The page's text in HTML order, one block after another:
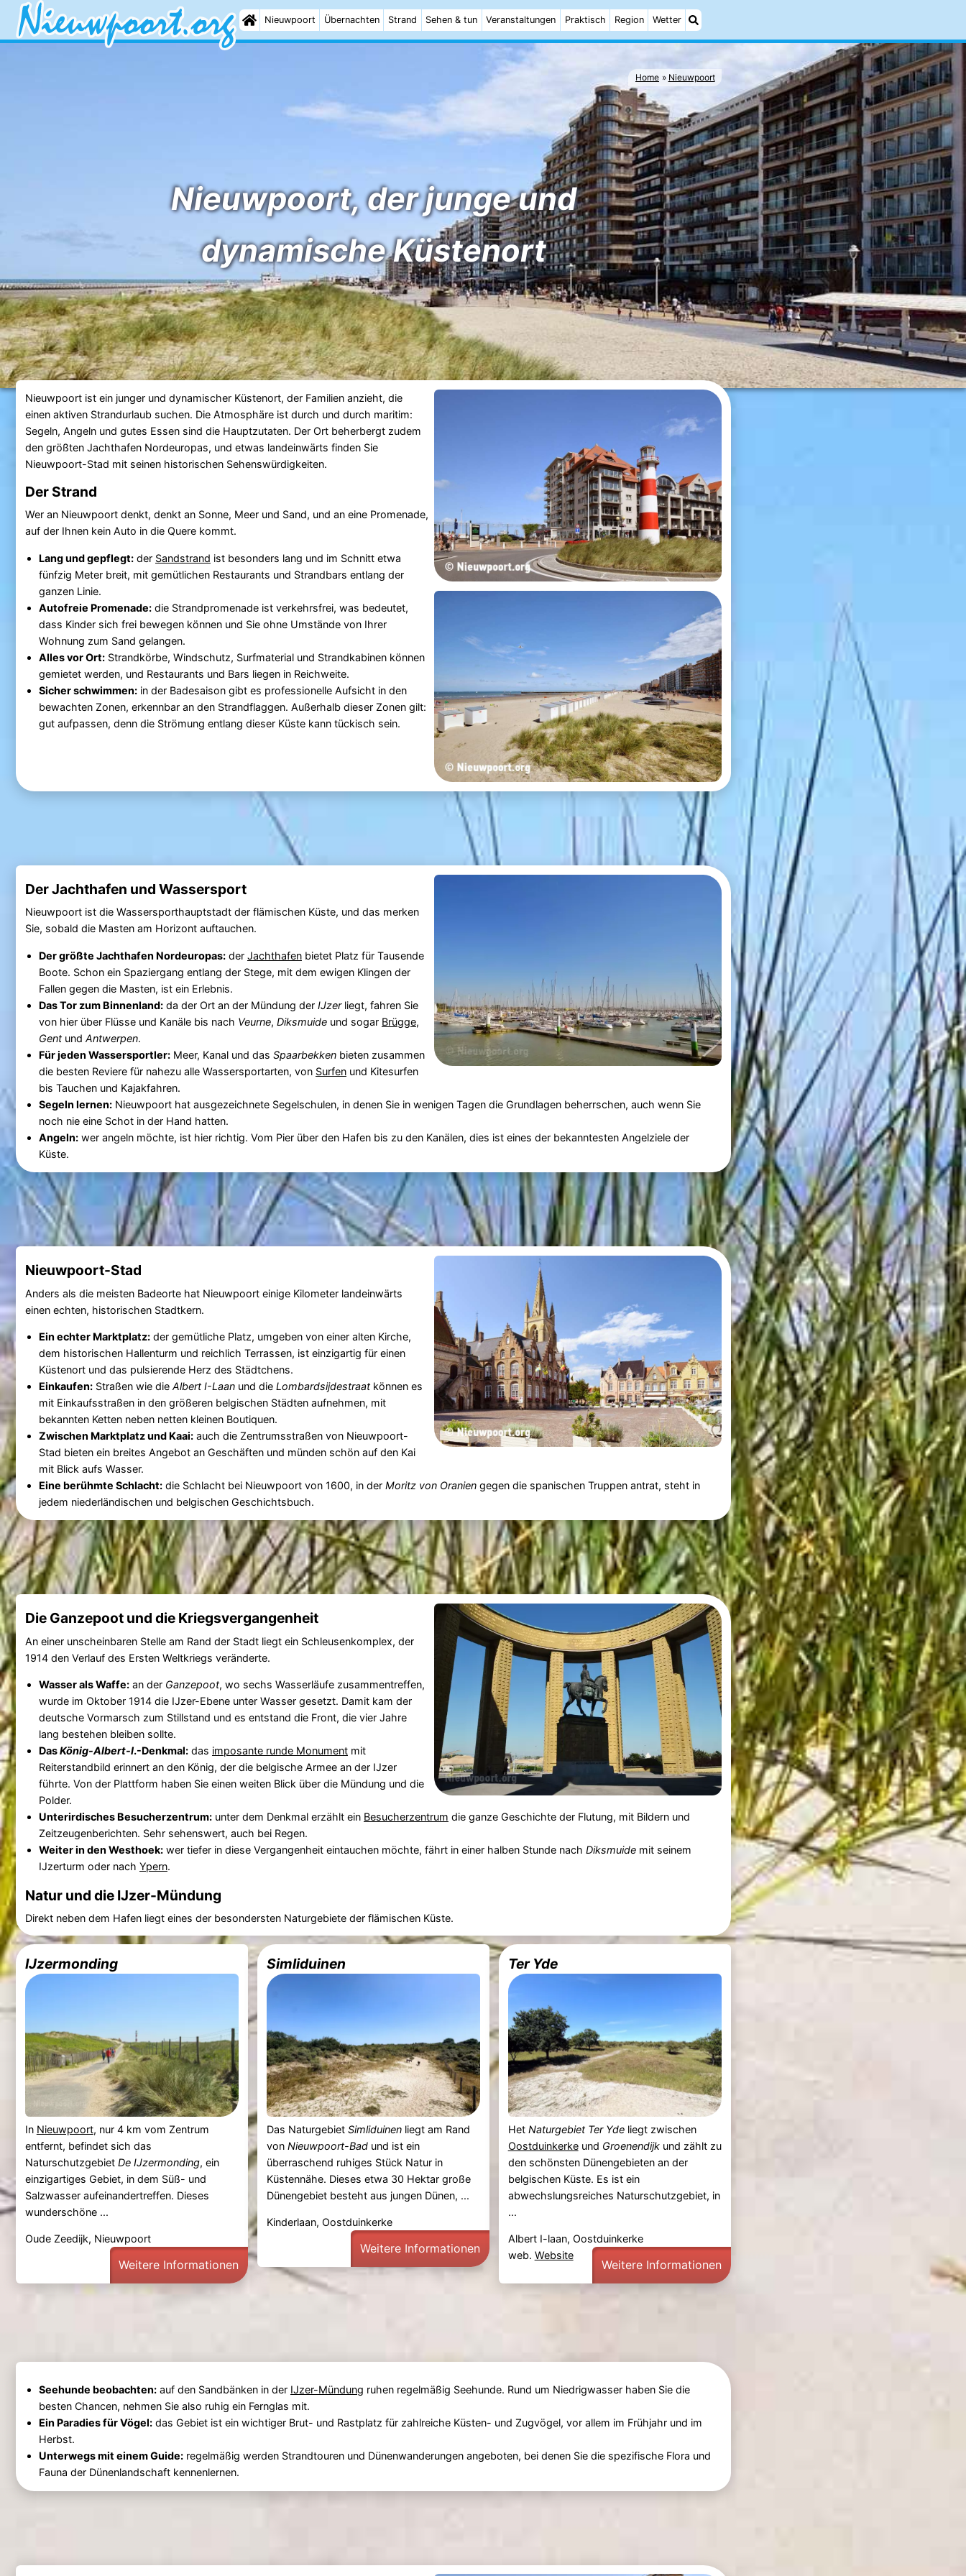
Roompot AmelandRoompot AmelandRoompot AmelandRoompot AmelandRoompot Ameland
Nieuwpoort Übernachten Strand Sehen & tun Veranstaltungen Praktisch Region Wetter
Home Nieuwpoort
Nieuwpoort, der junge und
dynamische Küstenort
Nieuwpoort ist ein junger und dynamischer Küstenort, der Familien anzieht, die
einen aktiven Strandurlaub suchen. Die Atmosphäre ist durch und durch maritim:
Segeln, Angeln und gutes Essen sind die Hauptzutaten. Der Ort beherbergt zudem
den größten Jachthafen Nordeuropas, und etwas landeinwärts finden Sie
Nieuwpoort-Stad mit seinen historischen Sehenswürdigkeiten.
Der Strand
Wer an Nieuwpoort denkt, denkt an Sonne, Meer und Sand, und an eine Promenade,
auf der Ihnen kein Auto in die Quere kommt.
Lang und gepflegt:der Sandstrand ist besonders lang und im Schnitt etwa
fünfzig Meter breit, mit gemütlichen Restaurants und Strandbars entlang der
ganzen Linie.
Autofreie Promenade:die Strandpromenade ist verkehrsfrei, was bedeutet,
dass Kinder sich frei bewegen können und Sie ohne Umstände von Ihrer
Wohnung zum Sand gelangen.
Alles vor Ort:Strandkörbe, Windschutz, Surfmaterial und Strandkabinen können
gemietet werden, und Restaurants und Bars liegen in Reichweite.
Sicher schwimmen:in der Badesaison gibt es professionelle Aufsicht in den
bewachten Zonen, erkennbar an den Strandflaggen. Außerhalb dieser Zonen gilt:
gut aufpassen, denn die Strömung entlang dieser Küste kann tückisch sein.
Der Jachthafen und Wassersport
Nieuwpoort ist die Wassersporthauptstadt der flämischen Küste, und das merken
Sie, sobald die Masten am Horizont auftauchen.
Der größte Jachthafen Nordeuropas:der Jachthafenbietet Platz für Tausende
Boote. Schon ein Spaziergang entlang der Stege, mit dem ewigen Klingen der
Fallen gegen die Masten, ist ein Erlebnis.
Das Tor zum Binnenland:da der Ort an der Mündung der IJzerliegt, fahren Sie
von hier über Flüsse und Kanäle bis nach Veurne, Diksmuideund sogar Brügge,
Gentund Antwerpen.
Für jeden Wassersportler:Meer, Kanal und das Spaarbekkenbieten zusammen
die besten Reviere für nahezu alle Wassersportarten, von Surfenund Kitesurfen
bis Tauchen und Kajakfahren.
Segeln lernen:Nieuwpoort hat ausgezeichnete Segelschulen, in denen Sie in wenigen Tagen die Grundlagen beherrschen, auch wenn Sie
noch nie eine Schot in der Hand hatten.
Angeln:wer angeln möchte, ist hier richtig. Vom Pier über den Hafen bis zu den Kanälen, dies ist eines der bekanntesten Angelziele der
Küste.
Nieuwpoort-Stad
Anders als die meisten Badeorte hat Nieuwpoort einige Kilometer landeinwärts
einen echten, historischen Stadtkern.
Ein echter Marktplatz:der gemütliche Platz, umgeben von einer alten Kirche,
dem historischen Hallenturm und reichlich Terrassen, ist einzigartig für einen
Küstenort und das pulsierende Herz des Städtchens.
Einkaufen:Straßen wie die Albert I-Laanund die Lombardsijdestraatkönnen es
mit Einkaufsstraßen in den größeren belgischen Städten aufnehmen, mit
bekannten Ketten neben netten kleinen Boutiquen.
Zwischen Marktplatz und Kaai:auch die Zentrumsstraßen von Nieuwpoort-
Stad bieten ein breites Angebot an Geschäften und münden schön auf den Kai
mit Blick aufs Wasser.
Eine berühmte Schlacht:die Schlacht bei Nieuwpoort von 1600, in der Moritz von Oraniengegen die spanischen Truppen antrat, steht in
jedem niederländischen und belgischen Geschichtsbuch.
Die Ganzepoot und die Kriegsvergangenheit
An einer unscheinbaren Stelle am Rand der Stadt liegt ein Schleusenkomplex, der
1914 den Verlauf des Ersten Weltkriegs veränderte.
Wasser als Waffe:an der Ganzepoot, wo sechs Wasserläufe zusammentreffen,
wurde im Oktober 1914 die IJzer-Ebene unter Wasser gesetzt. Damit kam der
deutsche Vormarsch zum Stillstand und es entstand die Front, die vier Jahre
lang bestehen bleiben sollte.
DasKönig-Albert-I.-Denkmal:das imposante runde Monumentmit
Reiterstandbild erinnert an den König, der die belgische Armee an der IJzer
führte. Von der Plattform haben Sie einen weiten Blick über die Mündung und die
Polder.
Unterirdisches Besucherzentrum:unter dem Denkmal erzählt ein Besucherzentrum die ganze Geschichte der Flutung, mit Bildern und
Zeitzeugenberichten. Sehr sehenswert, auch bei Regen.
Weiter in den Westhoek:wer tiefer in diese Vergangenheit eintauchen möchte, fährt in einer halben Stunde nach Diksmuidemit seinem
IJzerturm oder nach Ypern.
Natur und die IJzer-Mündung
Direkt neben dem Hafen liegt eines der besondersten Naturgebiete der flämischen Küste.
IJzermonding
In Nieuwpoort, nur 4 km vom Zentrum
entfernt, befindet sich das
Naturschutzgebiet De IJzermonding, ein
einzigartiges Gebiet, in dem Süß- und
Salzwasser aufeinandertreffen. Dieses
wunderschöne ...
Oude Zeedijk, Nieuwpoort
Weitere Informationen
Simliduinen
Das Naturgebiet Simliduinenliegt am Rand
von Nieuwpoort-Badund ist ein
überraschend ruhiges Stück Natur in
Küstennähe. Dieses etwa 30 Hektar große
Dünengebiet besteht aus jungen Dünen, ...
Kinderlaan, Oostduinkerke
Weitere Informationen
Ter Yde
Het Naturgebiet Ter Ydeliegt zwischen
Oostduinkerkeund Groenendijkund zählt zu
den schönsten Dünengebieten an der
belgischen Küste. Es ist ein
abwechslungsreiches Naturschutzgebiet, in
...
Albert I-laan, Oostduinkerke
web. Website
Weitere Informationen
Seehunde beobachten:auf den Sandbänken in der IJzer-Mündung ruhen regelmäßig Seehunde. Rund um Niedrigwasser haben Sie die
besten Chancen, nehmen Sie also ruhig ein Fernglas mit.
Ein Paradies für Vögel:das Gebiet ist ein wichtiger Brut- und Rastplatz für zahlreiche Küsten- und Zugvögel, vor allem im Frühjahr und im
Herbst.
Unterwegs mit einem Guide:regelmäßig werden Strandtouren und Dünenwanderungen angeboten, bei denen Sie die spezifische Flora und
Fauna der Dünenlandschaft kennenlernen.